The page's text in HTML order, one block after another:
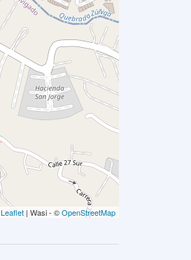
Leaflet | Wasi - ©OpenStreetMap